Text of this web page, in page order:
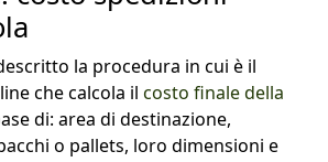
la procedura in cui è il
che calcola il costo finale della
di: area di destinazione,
o pallets, loro dimensioni e